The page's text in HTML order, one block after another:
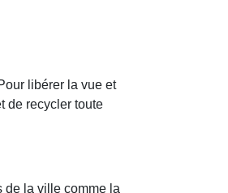
libérer la vue et
de recycler toute
de la ville comme la